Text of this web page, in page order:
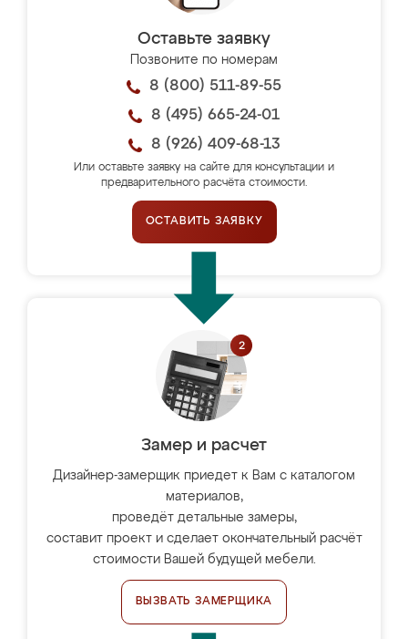
Оставьте заявку
Позвоните по номерам
8 (800) 511-89-55
8 (495) 665-24-01
8 (926) 409-68-13
Или оставьте заявку на сайте для консультации и
предварительного расчёта стоимости.
ОСТАВИТЬ ЗАЯВКУ
Замер и расчет
Дизайнер-замерщик приедет к Вам с каталогом
материалов,
проведёт детальные замеры,
составит проект и сделает окончательный расчёт
стоимости Вашей будущей мебели.
ВЫЗВАТЬ ЗАМЕРЩИКА